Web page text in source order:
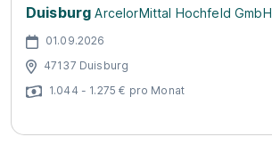
Duisburg ArcelorMittal Hochfeld GmbH
01.09.2026
47137 Duisburg
1.044 - 1.275 € pro Monat